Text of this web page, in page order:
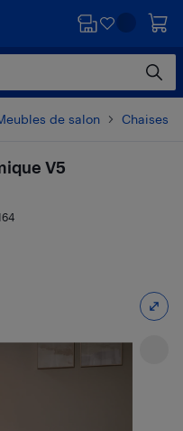
de salon Chaises
V5